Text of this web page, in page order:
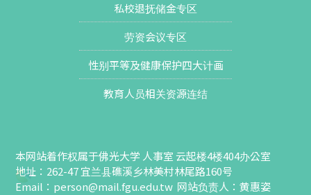
私校退抚储金专区
劳资会议专区
性别平等及健康保护四大计画
教育人员相关资源连结
本网站着作权属于佛光大学 人事室 云起楼4楼404办公室
地址：262-47 宜兰县礁溪乡林美村林尾路160号
Email： person@mail.fgu.edu.tw 网站负责人：黄惠姿